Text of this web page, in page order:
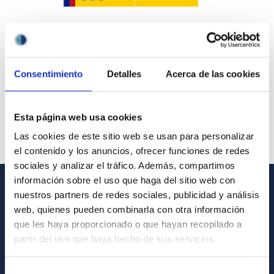
Consentimiento Detalles Acerca de las cookies
Esta página web usa cookies
Las cookies de este sitio web se usan para personalizar
el contenido y los anuncios, ofrecer funciones de redes
sociales y analizar el tráfico. Además, compartimos
información sobre el uso que haga del sitio web con
nuestros partners de redes sociales, publicidad y análisis
web, quienes pueden combinarla con otra información
que les haya proporcionado o que hayan recopilado a
partir del uso que haya hecho de sus servicios.
GENERAL INFORMATION
Contact
How to get to the IAC